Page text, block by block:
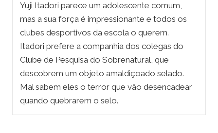
Yuji Itadori parece um adolescente comum,
mas a sua força é impressionante e todos os
clubes desportivos da escola o querem.
Itadori prefere a companhia dos colegas do
Clube de Pesquisa do Sobrenatural, que
descobrem um objeto amaldiçoado selado.
Mal sabem eles o terror que vão desencadear
quando quebrarem o selo.